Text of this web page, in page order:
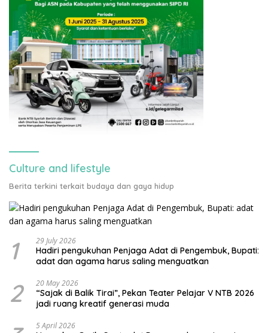
Culture and lifestyle
Berita terkini terkait budaya dan gaya hidup
1 29 July 2026
Hadiri pengukuhan Penjaga Adat di Pengembuk, Bupati:
adat dan agama harus saling menguatkan
2 20 May 2026
“Sajak di Balik Tirai”, Pekan Teater Pelajar V NTB 2026
jadi ruang kreatif generasi muda
5 April 2026